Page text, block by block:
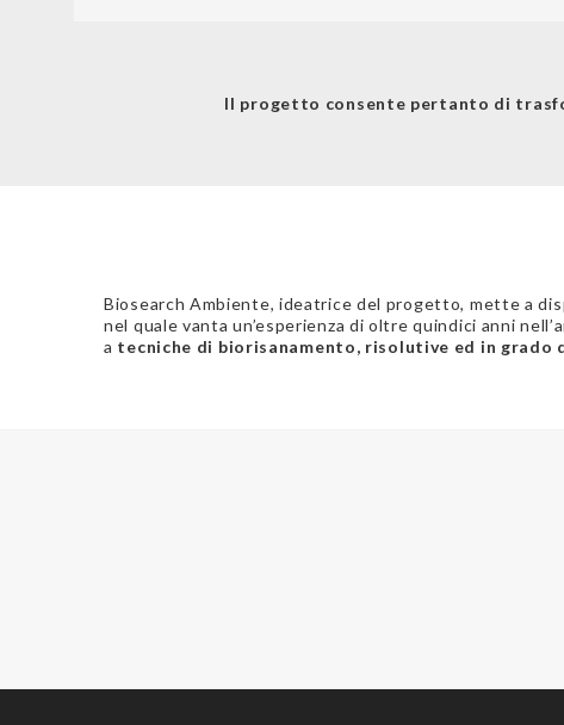
Il progetto consente pertanto di
Biosearch Ambiente, ideatrice del progetto, mette a
nel quale vanta un’esperienza di oltre quindici anni
a tecniche di biorisanamento, risolutive ed in